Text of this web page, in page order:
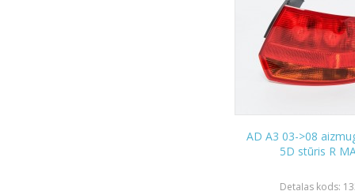
AD A3 03->08
5D stūris R
Detaļas kods: